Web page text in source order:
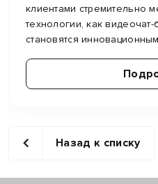
клиентами стремительно
технологии, как
становятся
Назад к списку